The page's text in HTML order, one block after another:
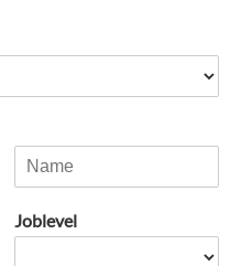
Joblevel